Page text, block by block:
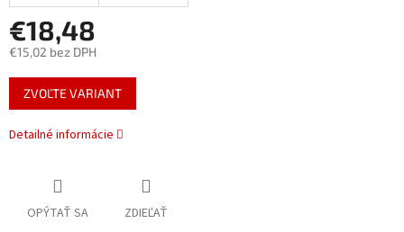
€18,48
€15,02 bez DPH
Jednotková
cena:
ZVOĽTE VARIANT
Detailné informácie
OPÝTAŤ SA ZDIEĽAŤ